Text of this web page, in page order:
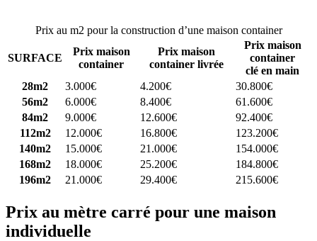
Prix au m2 pour la construction d’une maison container
SURFACE
Prix maison
container
Prix maison
container livrée
Prix maison
container
clé en main
28m2
3.000€ 4.200€
30.800€
56m2
6.000€ 8.400€
61.600€
84m2
9.000€ 12.600€
92.400€
112m2
12.000€ 16.800€
123.200€
140m2
15.000€ 21.000€
154.000€
168m2
18.000€ 25.200€
184.800€
196m2
21.000€ 29.400€ 215.600€
Prix au mètre carré pour une maison
individuelle